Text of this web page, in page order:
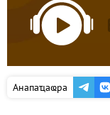
Анапаҵаҩра